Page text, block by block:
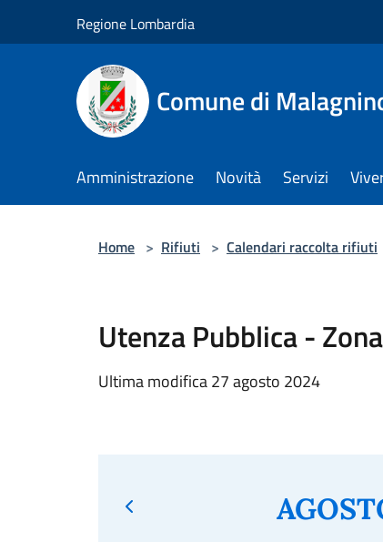
Regione Lombardia
Comune di
Amministrazione Novità Servizi
Home > Rifiuti > Calendari raccolta rifiuti
Utenza Pubblica -
Ultima modifica 27 agosto 2024